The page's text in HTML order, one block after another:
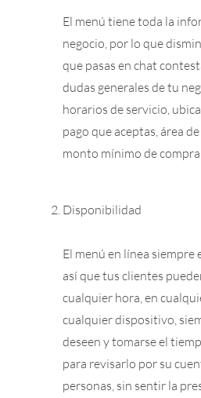
El menú tiene toda la
negocio, por lo que
que pasas en chat
dudas generales de tu
horarios de servicio,
pago que aceptas, área
monto mínimo de
Disponibilidad
El menú en línea siempre
así que tus clientes
cualquier hora, en
cualquier dispositivo,
deseen y tomarse el
para revisarlo por su
personas, sin sentir la